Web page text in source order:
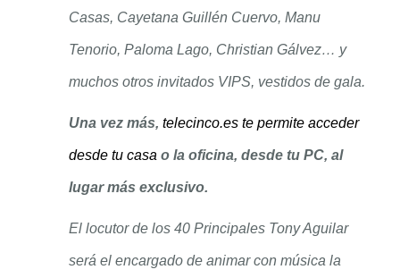
Casas, Cayetana Guillén Cuervo, Manu
Tenorio, Paloma Lago, Christian Gálvez… y
muchos otros invitados VIPS, vestidos de gala.
Una vez más,telecinco.es te permite acceder
desde tu casa o la oficina, desde tu PC, al
lugar más exclusivo.
El locutor de los 40 Principales Tony Aguilar
será el encargado de animarcon música la